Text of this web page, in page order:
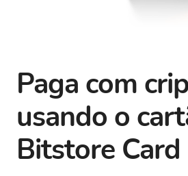
Paga com
usando o
Bitstore Card